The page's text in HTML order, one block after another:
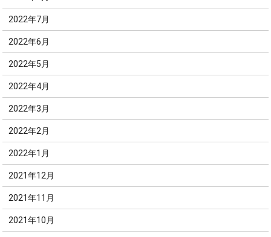
2022年7月
2022年6月
2022年5月
2022年4月
2022年3月
2022年2月
2022年1月
2021年12月
2021年11月
2021年10月